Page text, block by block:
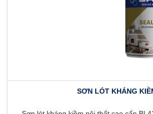
SƠN LÓT KHÁNG